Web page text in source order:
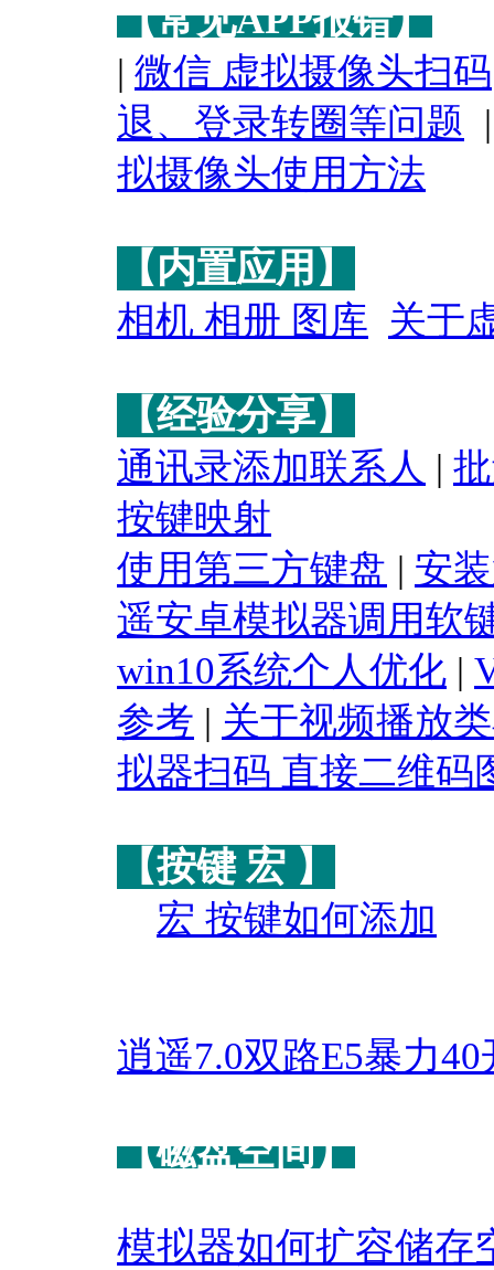
【常见APP报错】
| 微信 虚拟摄像头扫码
退、登录转圈等问题
拟摄像头使用方法
【内置应用】
相机 相册 图库 关于
【经验分享】
通讯录添加联系人 |
按键映射
使用第三方键盘 | 安
遥安卓模拟器调用软
win10系统个人优化 |
参考 | 关于视频播放
拟器扫码 直接二维码
【按键 宏 】
宏 按键如何添加
逍遥7.0双路E5暴力40
【磁盘空间】
模拟器如何扩容储存